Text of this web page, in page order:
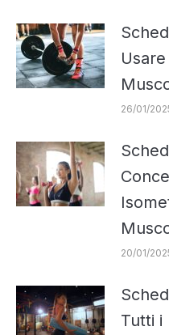
26/01/
20/01/
Tutti i